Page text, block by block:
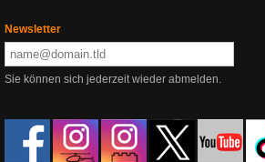
Newsletter
Sie können sich jederzeit wieder abmelden.